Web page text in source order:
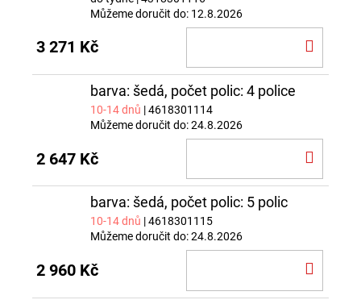
Můžeme doručit do: 12.8.2026
3 271 Kč
barva: šedá, počet polic: 4 police
10-14 dnů | 4618301114
Můžeme doručit do:24.8.2026
2 647 Kč
barva: šedá, počet polic: 5 polic
10-14 dnů | 4618301115
Můžeme doručit do:24.8.2026
2 960 Kč